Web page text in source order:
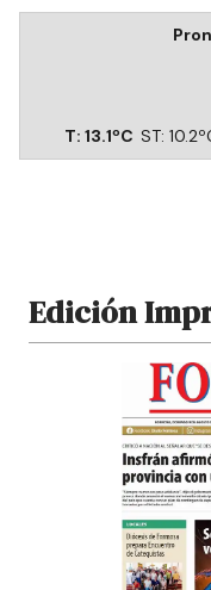
T: 13.1ºC ST: 10.2
Edición